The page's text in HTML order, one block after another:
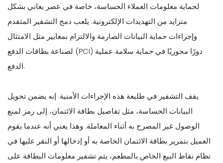
لحماية معلومات العملاء الحساسة، خاصة في عصر يعاني بشكل
متزايد من التهديدات الإلكترونية. يلعب دمج التشفير المتقدم
وإجراءات حماية البيانات الصارمة والالتزام بمعايير مثل الامتثال
لصناعة بطاقات الدفع (PCI) دورًا محوريًا في حماية سلامة عملية
الدفع.
يقف التشفير في طليعة هذه الإجراءات الأمنية. إنه يضمن تحويل
البيانات الحساسة، مثل تفاصيل بطاقة الائتمان، إلى رمز لمنع
الوصول غير المصرح به أثناء المعاملة. وهذا يعني أنه عندما يقوم
العميل بتمرير بطاقة الائتمان الخاصة به أو إدخالها أو النقر عليها في
نظام نقاط البيع الخاص بالمطعم، يتم تشفير معلومات البطاقة على